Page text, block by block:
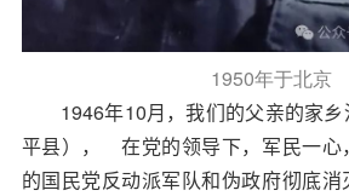
1950年于北京
1946年10月，我们的父亲的家
平县）， 在党的领导下，军民一心
的国民党反动派军队和伪政府彻底